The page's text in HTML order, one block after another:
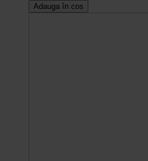
Adauga în cos